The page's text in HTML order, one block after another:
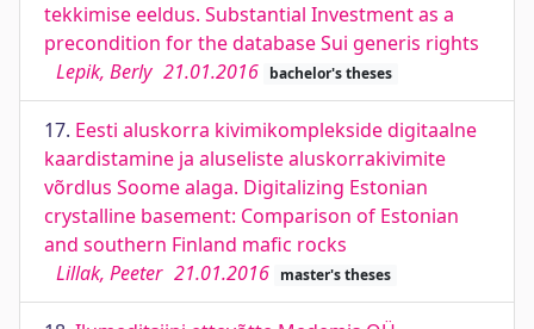
tekkimise eeldus. Substantial Investment as a
precondition for the database Sui generis rights
Lepik, Berly 21.01.2016 bachelor's theses
17. Eesti aluskorra kivimikomplekside digitaalne
kaardistamine ja aluseliste aluskorrakivimite
võrdlus Soome alaga. Digitalizing Estonian
crystalline basement: Comparison of Estonian
and southern Finland mafic rocks
Lillak, Peeter 21.01.2016 master's theses